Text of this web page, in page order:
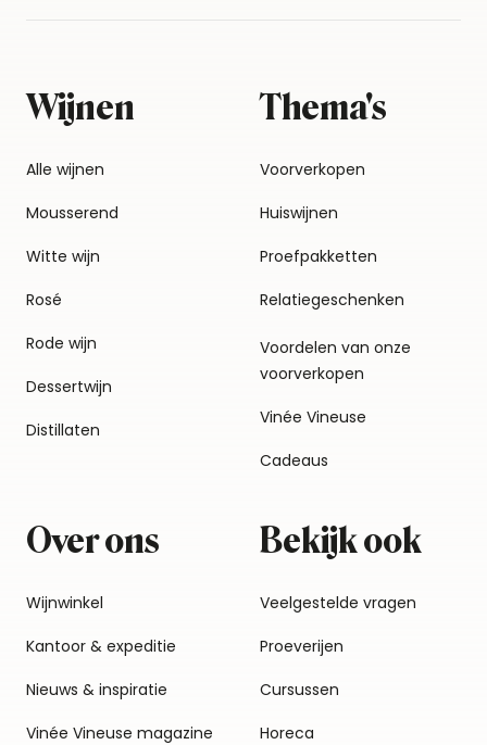
Wijnen
Alle wijnen
Mousserend
Witte wijn
Rosé
Rode wijn
Dessertwijn
Distillaten
Thema's
Voorverkopen
Huiswijnen
Proefpakketten
Relatiegeschenken
Voordelen van onze
voorverkopen
Vinée Vineuse
Cadeaus
Over ons
Wijnwinkel
Kantoor & expeditie
Nieuws & inspiratie
Vinée Vineuse magazine
Bekijk ook
Veelgestelde vragen
Proeverijen
Cursussen
Horeca